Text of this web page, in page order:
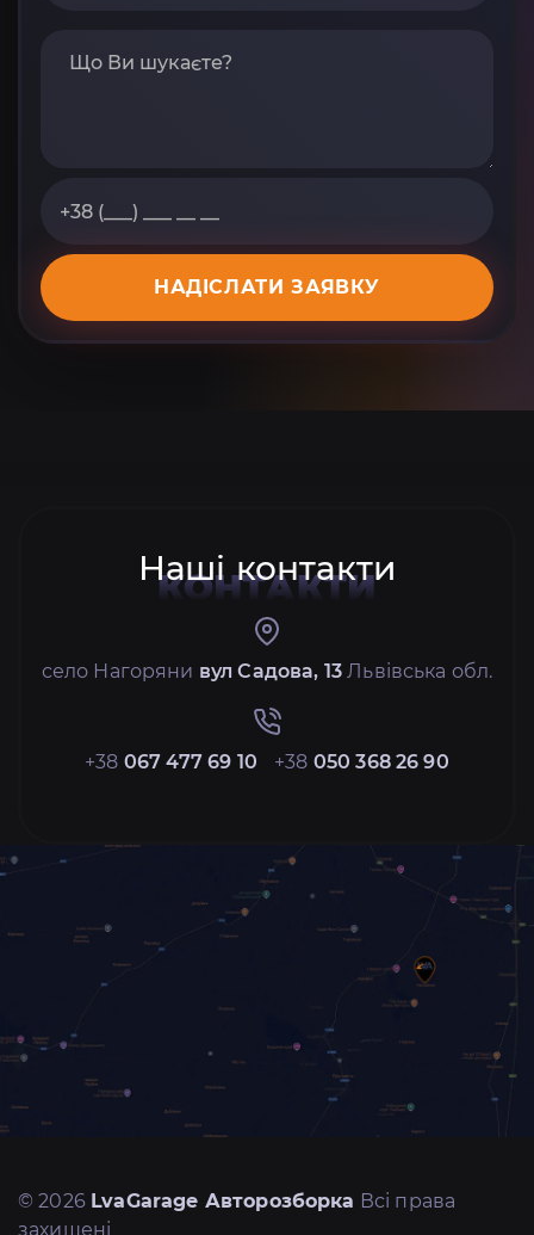
НАДІСЛАТИ ЗАЯВКУ
Наші контакти
КОНТАКТИ
село Нагоряни вул Садова, 13 Львівська обл.
+38 067 477 69 10 +38 050 368 26 90
© 2026 LvaGarage Авторозборка Всі права
захищені